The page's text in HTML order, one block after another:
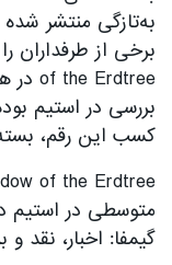
به‌تازگی منتشر
کسب این رقم،
گیمفا: اخبار، نقد